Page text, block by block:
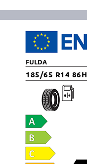
FULDA
185/65 R14 86H